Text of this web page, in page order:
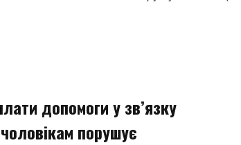
допомоги у зв’язку
порушує